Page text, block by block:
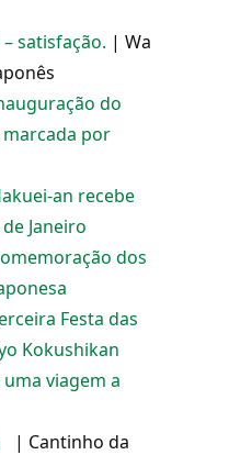
satisfação. | Wa
do
por
an recebe
Janeiro
dos
Festa das
Kokushikan
viagem a
| Cantinho da